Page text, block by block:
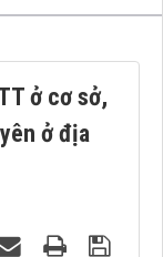
ở cơ sở,
ở địa